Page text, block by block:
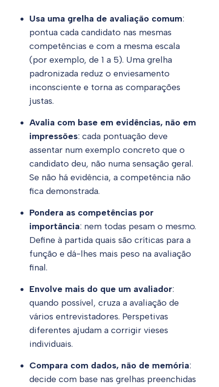
Usa uma grelha de avaliação comum:
pontua cada candidato nas mesmas
competências e com a mesma escala
(por exemplo, de 1 a 5). Uma grelha
padronizada reduz o enviesamento
inconsciente e torna as comparações
justas.
Avalia com base em evidências, não em
impressões: cada pontuação deve
assentar num exemplo concreto que o
candidato deu, não numa sensação geral.
Se não há evidência, a competência não
fica demonstrada.
Pondera as competências por
importância: nem todas pesam o mesmo.
Define à partida quais são críticas para a
função e dá-lhes mais peso na avaliação
final.
Envolve mais do que um avaliador:
quando possível, cruza a avaliação de
vários entrevistadores. Perspetivas
diferentes ajudam a corrigir vieses
individuais.
Compara com dados, não de memória:
decide com base nas grelhas preenchidas